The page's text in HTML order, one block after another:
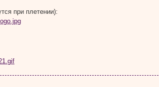
при плетении):